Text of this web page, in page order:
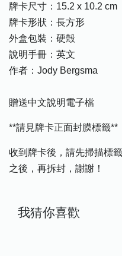
牌卡尺寸：15.2 x 10.2 cm
牌卡形狀：長方形
外盒包裝：硬殻
說明手冊：英文
作者：Jody Bergsma
贈送中文說明電子檔
**請見牌卡正面封膜標籤**
收到牌卡後，請先掃描標
之後，再拆封，謝謝！
我猜你喜歡